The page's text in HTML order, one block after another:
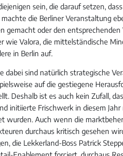
sein, die darauf setzen,
machte die Berliner Veranstaltung
gemacht oder den
wie Valora, die mittelständische
in Berlin auf.
dabei sind natürlich strategische
auf die gestiegene
Deshalb ist es auch kein Zufall,
initiierte Frischwerk in diesem Jahr
wurden. Auch wenn die
durchaus kritisch gesehen
die Lekkerland-Boss Patrick